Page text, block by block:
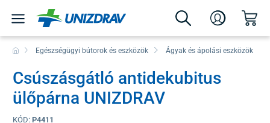
Egészségügyi bútorok és eszközök Ágyak és ápolási eszközök
Csúszásgátló antidekubitus
ülőpárna UNIZDRAV
KÓD: P4411